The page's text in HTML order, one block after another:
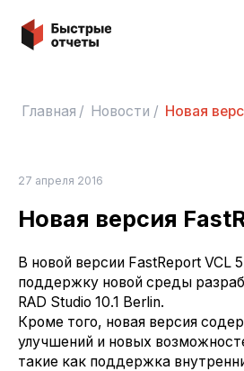
Быстрые отчеты
Главная / Новости / Новая
27 апреля 2016
Новая версия
В новой версии FastReport VCL
поддержку новой среды
RAD Studio 10.1 Berlin.
Кроме того, новая версия
улучшений и новых
такие как поддержка